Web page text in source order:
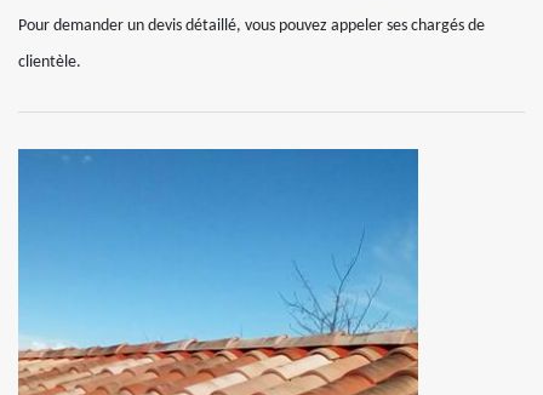
Pour demander un devis détaillé, vous pouvez appeler ses chargés de
clientèle.